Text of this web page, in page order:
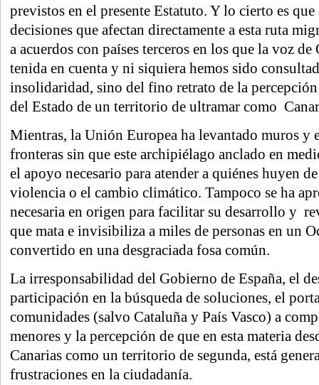
previstos en el presente Estatuto. Y lo cierto es que
decisiones que afectan directamente a esta ruta
a acuerdos con países terceros en los que la voz de
tenida en cuenta y ni siquiera hemos sido
insolidaridad, sino del fino retrato de la
del Estado de un territorio de ultramar como
Mientras, la Unión Europea ha levantado muros y
fronteras sin que este archipiélago anclado en
el apoyo necesario para atender a quiénes huyen
violencia o el cambio climático. Tampoco se ha
necesaria en origen para facilitar su desarrollo y
que mata e invisibiliza a miles de personas en un
convertido en una desgraciada fosa común.
La irresponsabilidad del Gobierno de España, el
participación en la búsqueda de soluciones, el
comunidades (salvo Cataluña y País Vasco) a
menores y la percepción de que en esta materia
Canarias como un territorio de segunda, está
frustraciones en la ciudadanía.